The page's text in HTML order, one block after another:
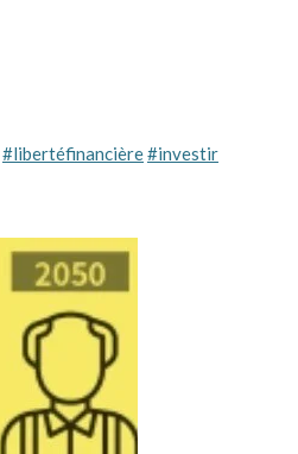
#libertéfinancière#investir